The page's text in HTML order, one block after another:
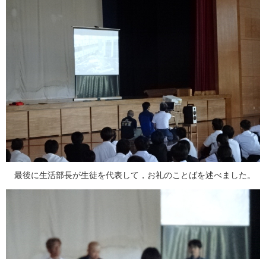
最後に生活部長が生徒を代表して，お礼のことばを述べました。